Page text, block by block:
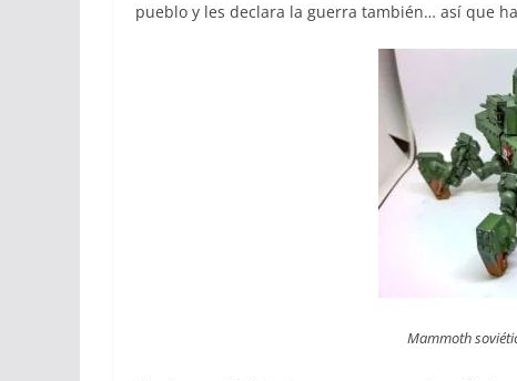
pueblo y les declara la guerra también… así que
Mammoth